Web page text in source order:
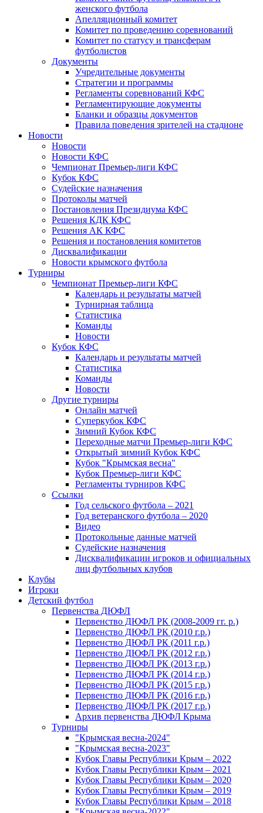
женского футбола
Апелляционный комитет
Комитет по проведению соревнований
Комитет по статусу и трансферам
футболистов
Документы
Учредительные документы
Стратегии и программы
Регламенты соревнований КФС
Регламентирующие документы
Бланки и образцы документов
Правила поведения зрителей на стадионе
Новости
Новости
Новости КФС
Чемпионат Премьер-лиги КФС
Кубок КФС
Судейские назначения
Протоколы матчей
Постановления Президиума КФС
Решения КДК КФС
Решения АК КФС
Решения и постановления комитетов
Дисквалификации
Новости крымского футбола
Турниры
Чемпионат Премьер-лиги КФС
Календарь и результаты матчей
Турнирная таблица
Статистика
Команды
Новости
Кубок КФС
Календарь и результаты матчей
Статистика
Команды
Новости
Другие турниры
Онлайн матчей
Суперкубок КФС
Зимний Кубок КФС
Переходные матчи Премьер-лиги КФС
Открытый зимний Кубок КФС
Кубок "Крымская весна"
Кубок Премьер-лиги КФС
Регламенты турниров КФС
Ссылки
Год сельского футбола – 2021
Год ветеранского футбола – 2020
Видео
Протокольные данные матчей
Судейские назначения
Дисквалификации игроков и официальных
лиц футбольных клубов
Клубы
Игроки
Детский футбол
Первенства ДЮФЛ
Первенство ДЮФЛ РК (2008-2009 гг. р.)
Первенство ДЮФЛ РК (2010 г.р.)
Первенство ДЮФЛ РК (2011 г.р.)
Первенство ДЮФЛ РК (2012 г.р.)
Первенство ДЮФЛ РК (2013 г.р.)
Первенство ДЮФЛ РК (2014 г.р.)
Первенство ДЮФЛ РК (2015 г.р.)
Первенство ДЮФЛ РК (2016 г.р.)
Первенство ДЮФЛ РК (2017 г.р.)
Архив первенства ДЮФЛ Крыма
Турниры
"Крымская весна-2024"
"Крымская весна-2023"
Кубок Главы Республики Крым – 2022
Кубок Главы Республики Крым – 2021
Кубок Главы Республики Крым – 2020
Кубок Главы Республики Крым – 2019
Кубок Главы Республики Крым – 2018